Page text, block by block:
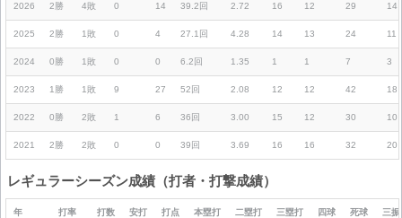
2026 2勝 4敗 0 14 39.2回 2.72 16 12 29 14
2025 2勝 1敗 0 4 27.1回 4.28 14 13 24 11
2024 0勝 1敗 0 0 6.2回 1.35 1 1 7 3
2023 1勝 1敗 9 27 52回 2.08 12 12 42 18
2022 0勝 2敗 1 6 36回 3.00 15 12 30 10
2021 2勝 2敗 0 0 39回 3.69 16 16 32 20
レギュラーシーズン成績（打者・打撃成績）
年 打率 打数 安打 打点 本塁打 二塁打 三塁打 四球 死球 三振